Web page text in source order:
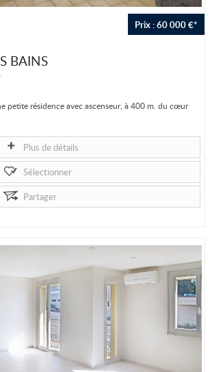
Prix : 60 000 €*
BAINS
petite résidence avec ascenseur, à 400 m. du cœur
Plus de détails
Sélectionner
Partager